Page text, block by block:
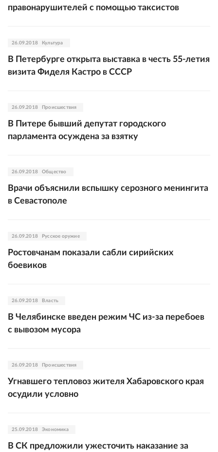
правонарушителей с помощью таксистов
26.09.2018 Культура
В Петербурге открыта выставка в честь 55-летия
визита Фиделя Кастро в СССР
26.09.2018 Происшествия
В Питере бывший депутат городского
парламента осуждена за взятку
26.09.2018 Общество
Врачи объяснили вспышку серозного менингита
в Севастополе
26.09.2018 Русское оружие
Ростовчанам показали сабли сирийских
боевиков
26.09.2018 Власть
В Челябинске введен режим ЧС из-за перебоев
с вывозом мусора
26.09.2018 Происшествия
Угнавшего тепловоз жителя Хабаровского края
осудили условно
25.09.2018 Экономика
В СК предложили ужесточить наказание за